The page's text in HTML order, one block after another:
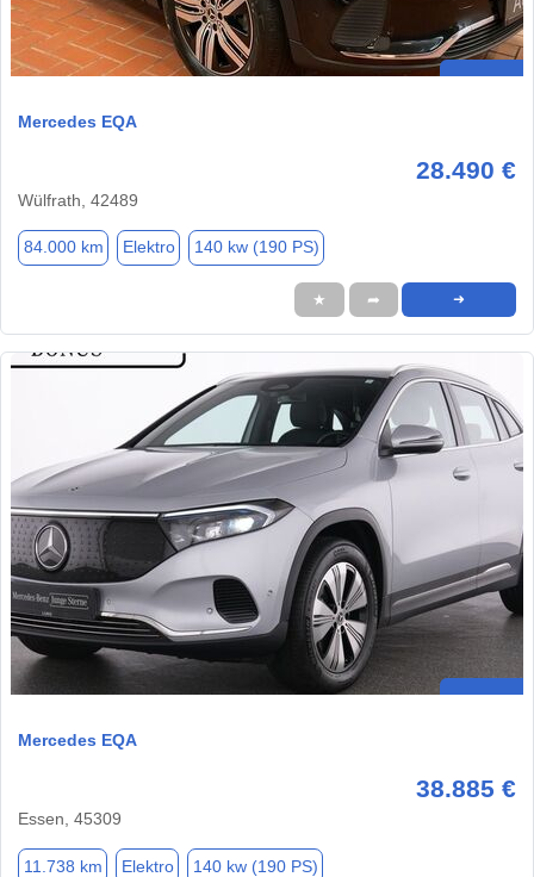
Mercedes EQA
28.490 €
Wülfrath, 42489
84.000 km Elektro 140 kw (190 PS)
★ ➦ ➜
Mercedes EQA
38.885 €
Essen, 45309
11.738 km Elektro 140 kw (190 PS)